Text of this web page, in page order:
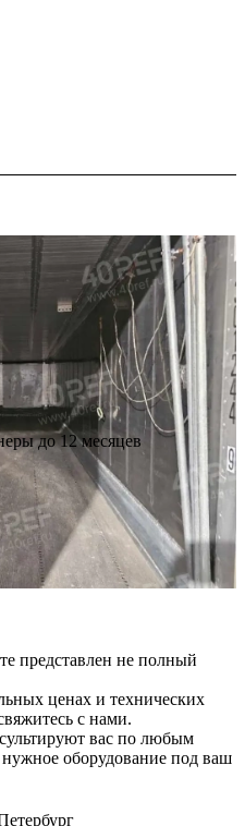
до 12 месяцев
представлен не полный
ценах и технических
с нами.
вас по любым
оборудование под ваш